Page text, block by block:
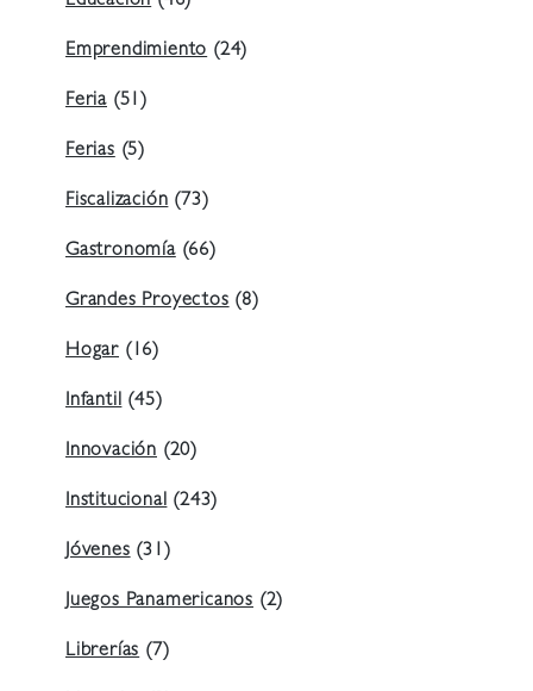
Emprendimiento(24)
Feria (51)
Ferias(5)
Fiscalización(73)
Gastronomía(66)
Grandes Proyectos(8)
Hogar (16)
Infantil(45)
Innovación (20)
Institucional(243)
Jóvenes(31)
Juegos Panamericanos (2)
Librerías(7)